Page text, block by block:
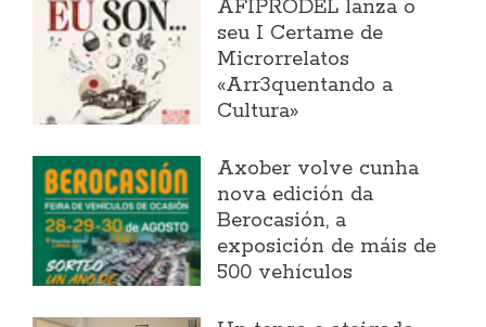
AFIPRODEL lanza o
seu I Certame de
Microrrelatos
«Arr3quentando a
Cultura»
Axober volve cunha
nova edición da
Berocasión, a
exposición de máis de
500 vehículos